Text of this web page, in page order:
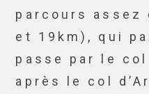
parcours assez
et 19km), qui
passe par le
après le col